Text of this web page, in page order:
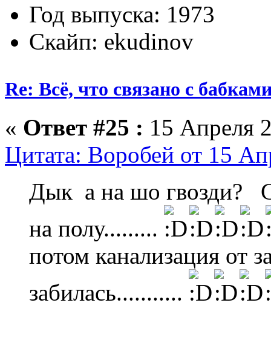
Год выпуска: 1973
Скайп: ekudinov
Re: Всё, что связано с
« Ответ #25 : 15 Апреля
Цитата: Воробей от 15
Дык а на шо гвозди?
на полу.........
потом канализация от
забилась...........